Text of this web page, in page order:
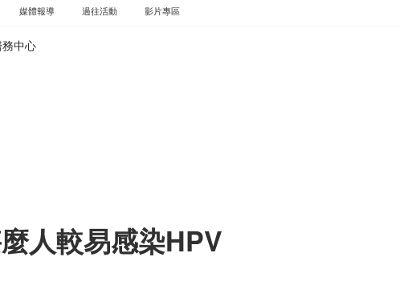
媒體報導 過往活動 影片專區
人較易感染HPV